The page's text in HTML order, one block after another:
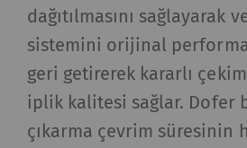
dağıtılmasını sağlayarak
sistemini orijinal
geri getirerek kararlı
iplik kalitesi sağlar. Dofer
çıkarma çevrim süresinin